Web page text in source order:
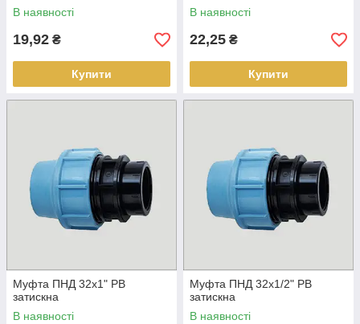
В наявності
19,92 ₴
Купити
В наявності
22,25 ₴
Купити
Муфта ПНД 32х1" РВ
затискна
В наявності
Муфта ПНД 32х1/2" РВ
затискна
В наявності